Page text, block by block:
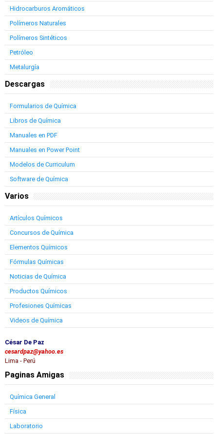
Hidrocarburos Aromáticos
Polímeros Naturales
Polímeros Sintéticos
Petróleo
Metalurgía
Descargas
Formularios de Química
Libros de Química
Manuales en PDF
Manuales en Power Point
Modelos de Curriculum
Software de Química
Varios
Artículos Químicos
Concursos de Química
Elementos Químicos
Fórmulas Químicas
Noticias de Química
Productos Químicos
Profesiones Químicas
Videos de Química
César De Paz
cesardpaz@yahoo.es
Lima - Perú
Paginas Amigas
Química General
Física
Laboratorio